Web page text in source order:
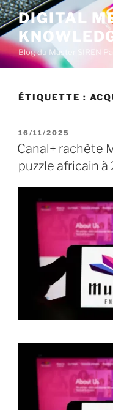
A
l
l
e
r
DIGITAL
Blog du Master SIREN
ÉTIQUETTE :
P
U
B
L
É
16/11/2025
Canal+ rachète
puzzle africain à